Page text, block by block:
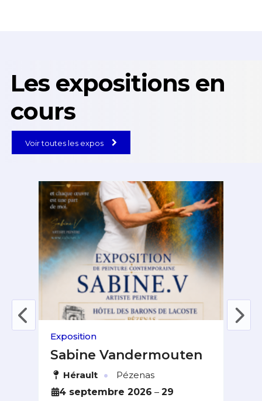
Les expositions en
cours
Voir toutes les expos
Exposition
Sabine Vandermouten
Hérault ·
Pézenas
4 septembre 2026 –29